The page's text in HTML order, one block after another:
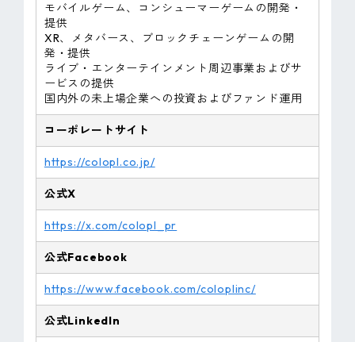
モバイルゲーム、コンシューマーゲームの開発・
提供
XR、メタバース、ブロックチェーンゲームの開
発・提供
ライブ・エンターテインメント周辺事業およびサ
ービスの提供
国内外の未上場企業への投資およびファンド運用
コーポレートサイト
https://colopl.co.jp/
公式X
https://x.com/colopl_pr
公式Facebook
https://www.facebook.com/coloplinc/
公式LinkedIn